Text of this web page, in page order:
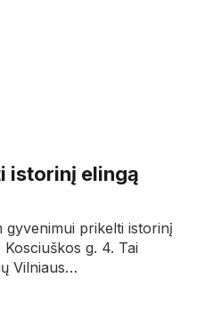
istorinį elingą
gyvenimui prikelti istorinį
g. 4. Tai
Vilniaus…